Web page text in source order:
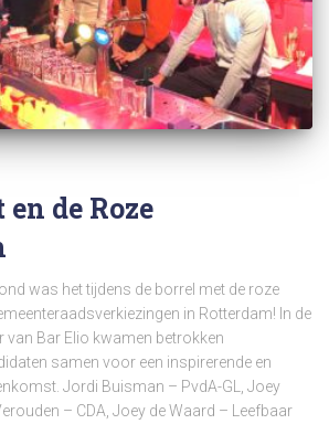
de Roze
was het tijdens de borrel met de roze
in Rotterdam! In de
van Bar Elio kwamen betrokken
samen voor een inspirerende en
Jordi Buisman – PvdA-GL, Joey
– CDA, Joey de Waard – Leefbaar